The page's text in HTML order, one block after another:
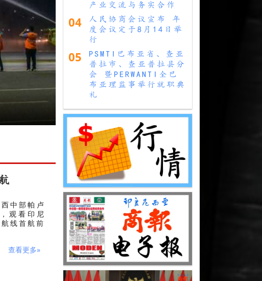
中部帕卢
观看印尼
线首航前
查看更多»
产业交流与务实合作
04
人民协商会议宣布 年
度会议定于8月14日举
行
05
PSMTI巴布亚省、查亚
普拉市、查亚普拉县分
会 暨PERWANTI全巴
布亚理监事举行就职典
礼